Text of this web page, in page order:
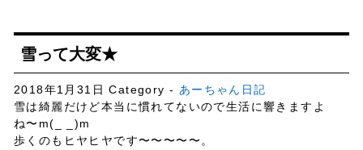
雪って大変★
2018年1月31日 Category - あーちゃん日記
雪は綺麗だけど本当に慣れてないので生活に響きますよ
ね〜m(_ _)m
歩くのもヒヤヒヤです〜〜〜〜〜。